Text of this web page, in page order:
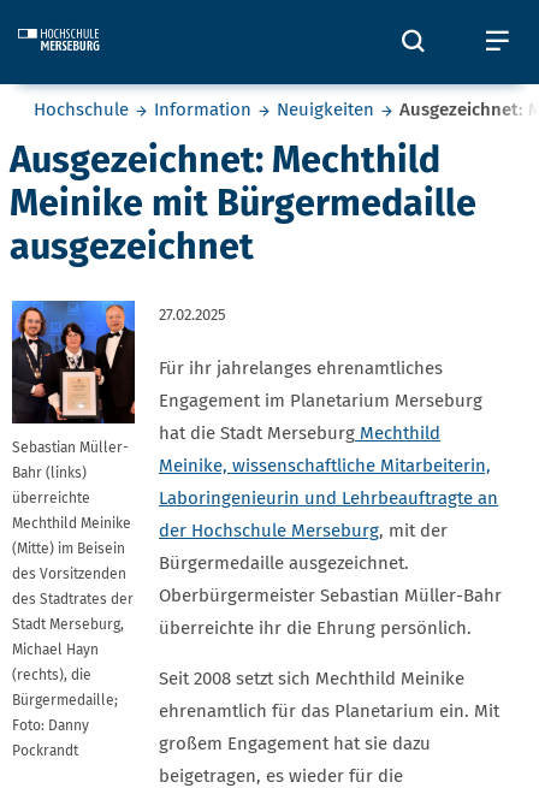
Öffnet
Sie befinden sich hier:
Hochschule Information Neuigkeiten Ausgezeichnet:
Ausgezeichnet: Mechthild
Meinike mit Bürgermedaille
ausgezeichnet
Sebastian Müller-
Bahr (links)
überreichte
Mechthild Meinike
(Mitte) im Beisein
des Vorsitzenden
des Stadtrates der
Stadt Merseburg,
Michael Hayn
(rechts), die
Bürgermedaille;
Foto: Danny
Pockrandt
27.02.2025
Für ihr jahrelanges ehrenamtliches
Engagement im Planetarium Merseburg
hat die Stadt Merseburg Mechthild
Meinike, wissenschaftliche Mitarbeiterin,
Laboringenieurin und Lehrbeauftragte an
der Hochschule Merseburg, mit der
Bürgermedaille ausgezeichnet.
Oberbürgermeister Sebastian Müller-Bahr
überreichte ihr die Ehrung persönlich.
Seit 2008 setzt sich Mechthild Meinike
ehrenamtlich für das Planetarium ein. Mit
großem Engagement hat sie dazu
beigetragen, es wieder für die